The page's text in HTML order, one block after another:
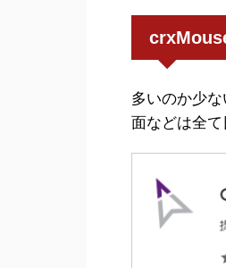
多いのか少な
面などは全て